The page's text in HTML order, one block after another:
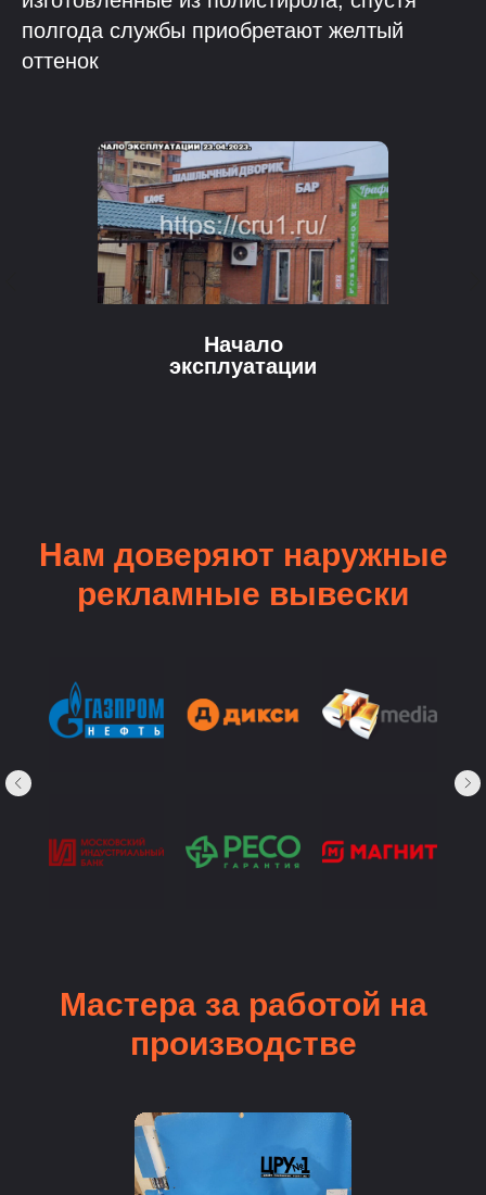
полгода службы приобретают желтый
оттенок
Начало
эксплуатации
Нам доверяют наружные
рекламные вывески
Мастера за работой на
производстве